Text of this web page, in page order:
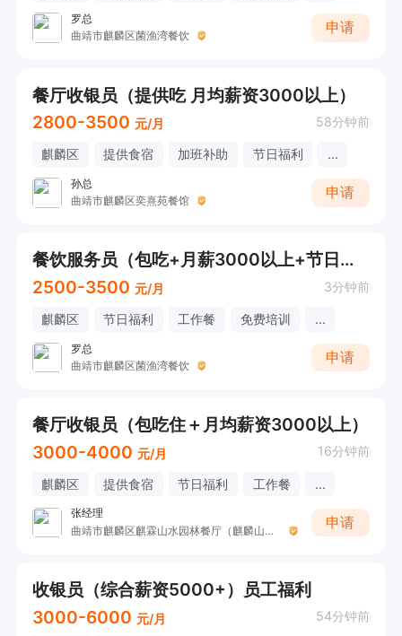
罗总
曲靖市麒麟区菌渔湾餐饮
申请
餐厅收银员（提供吃 月均薪资3000以上）
2800-3500 元/月 58分钟前
麒麟区 提供食宿 加班补助 节日福利 ...
孙总
曲靖市麒麟区奕熹苑餐馆
申请
餐饮服务员（包吃+月薪3000以上+节日福利）
2500-3500 元/月 3分钟前
麒麟区 节日福利 工作餐 免费培训 ...
罗总
曲靖市麒麟区菌渔湾餐饮
申请
餐厅收银员（包吃住＋月均薪资3000以上）
3000-4000 元/月 16分钟前
麒麟区 提供食宿 节日福利 工作餐 ...
张经理
曲靖市麒麟区麒霖山水园林餐厅（麒麟山水）
申请
收银员（综合薪资5000+）员工福利
3000-6000 元/月 54分钟前